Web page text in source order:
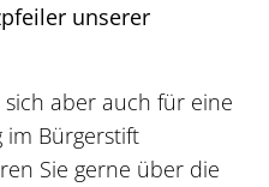
unserer
aber auch für eine
Bürgerstift
Sie gerne über die